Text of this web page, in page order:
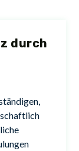
durch